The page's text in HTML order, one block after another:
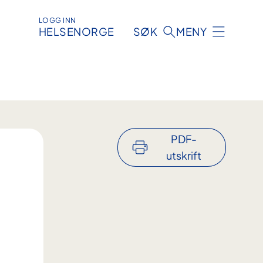
LOGG INN
HELSENORGE SØK MENY
PDF-
utskrift